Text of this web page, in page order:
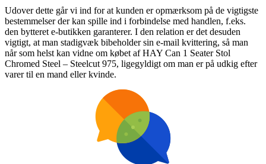
Udover dette går vi ind for at kunden er opmærksom på de vigtigste
bestemmelser der kan spille ind i forbindelse med handlen, f.eks.
den bytteret e-butikken garanterer. I den relation er det desuden
vigtigt, at man stadigvæk bibeholder sin e-mail kvittering, så man
når som helst kan vidne om købet af HAY Can 1 Seater Stol
Chromed Steel – Steelcut 975, ligegyldigt om man er på udkig efter
varer til en mand eller kvinde.